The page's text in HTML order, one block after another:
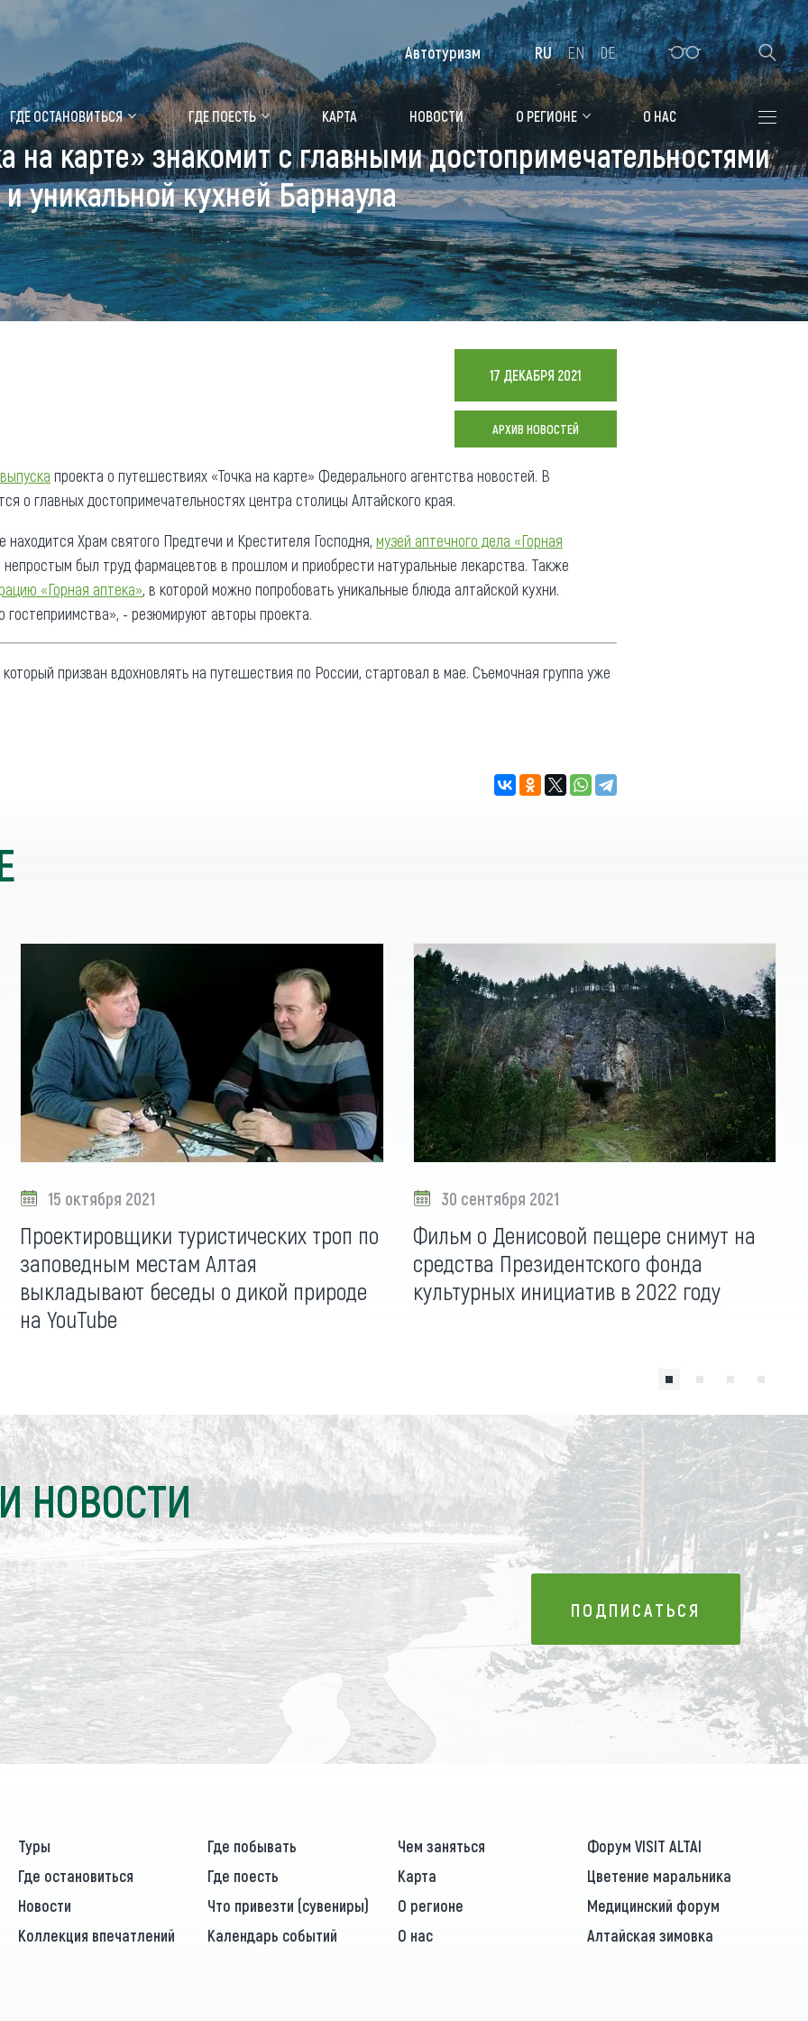
маральника Медицинский форум Алтайская зимовка
природы
истории и культуры
развлечений
мест
Чем заняться
Календарь событий
Аудиогид
Мой маршрут
Где остановиться
Санатории
Гостиницы, отели
Коттеджи, базы
Сельские усадьбы
Мотели, придорожные отели
(сувениры)
Общая информация
Как добраться
Люди, прославившие Алтай
Карты и буклеты
Коллекция впечатлений
Блог путешественника
ГДЕ ОСТАНОВИТЬСЯ ГДЕ ПОЕСТЬ КАРТА НОВОСТИ О РЕГИОНЕ О НАС
Автотуризм RU EN DE
на карте» знакомит с главными достопримечательностями
и уникальной кухней Барнаула
17 ДЕКАБРЯ 2021
АРХИВ НОВОСТЕЙ
проекта о путешествиях «Точка на карте» Федерального агентства новостей. В
о главных достопримечательностях центра столицы Алтайского края.
находится Храм святого Предтечи и Крестителя Господня, музей аптечного дела «Горная
непростым был труд фармацевтов в прошлом и приобрести натуральные лекарства. Также
«Горная аптека», в которой можно попробовать уникальные блюда алтайской кухни.
гостеприимства», - резюмируют авторы проекта.
который призван вдохновлять на путешествия по России, стартовал в мае. Съемочная группа уже
15 октября 2021
Проектировщики туристических троп по
заповедным местам Алтая
выкладывают беседы о дикой природе
на YouTube
30 сентября 2021
Фильм о Денисовой пещере снимут на
средства Президентского фонда
культурных инициатив в 2022 году
НОВОСТИ
ПОДПИСАТЬСЯ
ПОДПИСАТЬСЯ
Туры Где побывать Чем заняться
Форум VISIT ALTAI
Где остановиться
Где поесть Карта
Цветение маральника
Новости
Что привезти (сувениры) О регионе
Медицинский форум
Коллекция впечатлений
Календарь событий О нас Алтайская зимовка